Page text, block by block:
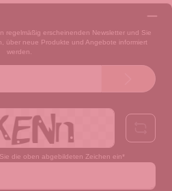
regelmäßig erscheinenden Newsletter und Sie
über neue Produkte und Angebote informiert
werden.
die oben abgebildeten Zeichen ein*